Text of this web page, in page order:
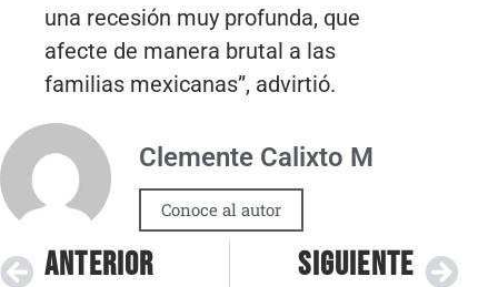
una recesión muy profunda, que
afecte de manera brutal a las
familias mexicanas”, advirtió.
Clemente Calixto M
Conoce al autor
ANTERIOR SIGUIENTE